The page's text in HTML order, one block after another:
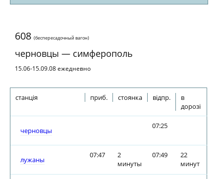
608 (беспересадочный вагон)
черновцы — симферополь
15.06-15.09.08 ежедневно
станція приб. стоянка відпр.
в
дорозі
черновцы
07:25
лужаны
07:47
2
минуты
07:49
22
минут